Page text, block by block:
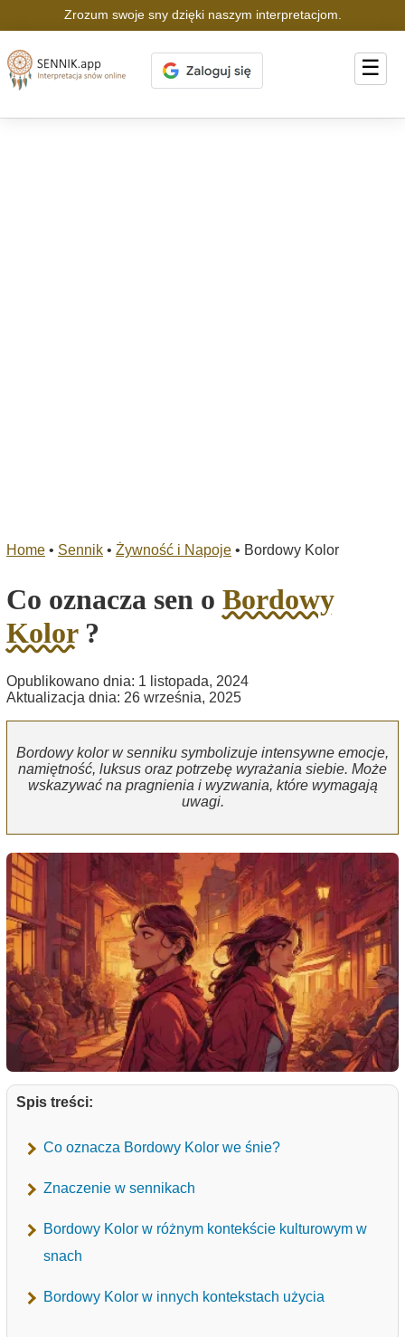
Zrozum swoje sny dzięki naszym interpretacjom.
☰
Home • Sennik • Żywność i Napoje • Bordowy Kolor
Co oznacza sen o Bordowy
Kolor?
Opublikowano dnia: 1 listopada, 2024
Aktualizacja dnia: 26 września, 2025
Bordowy kolor w senniku symbolizuje intensywne emocje,
namiętność, luksus oraz potrzebę wyrażania siebie. Może
wskazywać na pragnienia i wyzwania, które wymagają
uwagi.
Spis treści:
Co oznacza Bordowy Kolor we śnie?
Znaczenie w sennikach
Bordowy Kolor w różnym kontekście kulturowym w
snach
Bordowy Kolor w innych kontekstach użycia